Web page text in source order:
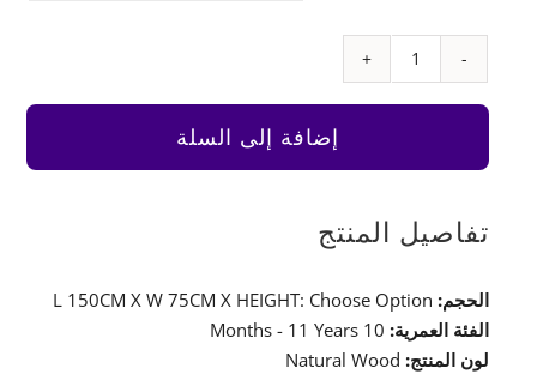
كمية
Small
2
إضافة إلى السلة
تفاصيل المنتج
الحجم:
الفئة العمرية:
لون المنتج: